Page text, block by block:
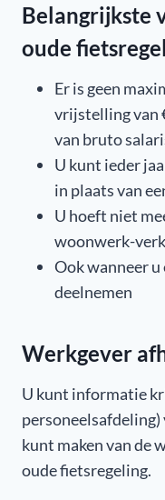
Belangrijkste
oude
Er is geen
vrijstelling van
van bruto
U kunt ieder
in plaats van
U hoeft niet
woonwerk-
Ook wanneer u
deelnemen
Werkgever
U kunt informatie
kunt maken van de
oude fietsregeling.